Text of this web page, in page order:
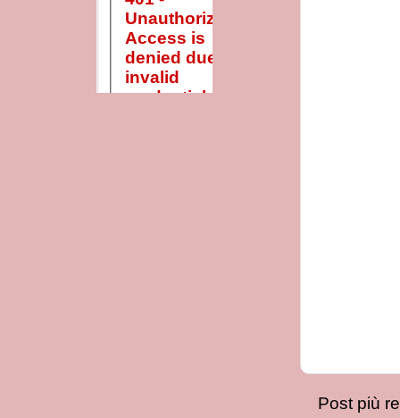
Post più